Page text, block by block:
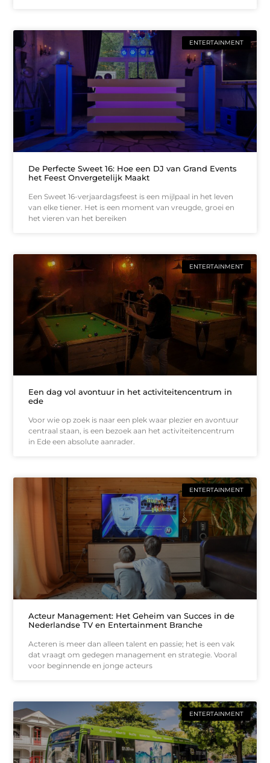
ENTERTAINMENT
De Perfecte Sweet 16: Hoe een DJ van Grand Events
het Feest Onvergetelijk Maakt
Een Sweet 16-verjaardagsfeest is een mijlpaal in het leven
van elke tiener. Het is een moment van vreugde, groei en
het vieren van het bereiken
ENTERTAINMENT
Een dag vol avontuur in het activiteitencentrum in
ede
Voor wie op zoek is naar een plek waar plezier en avontuur
centraal staan, is een bezoek aan het activiteitencentrum
in Ede een absolute aanrader.
ENTERTAINMENT
Acteur Management: Het Geheim van Succes in de
Nederlandse TV en Entertainment Branche
Acteren is meer dan alleen talent en passie; het is een vak
dat vraagt om gedegen management en strategie. Vooral
voor beginnende en jonge acteurs
ENTERTAINMENT